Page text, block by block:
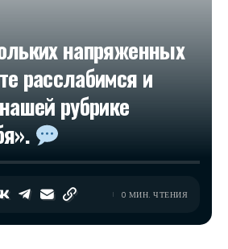
напряженных
расслабимся и
рубрике
0 МИН. ЧТЕНИЯ